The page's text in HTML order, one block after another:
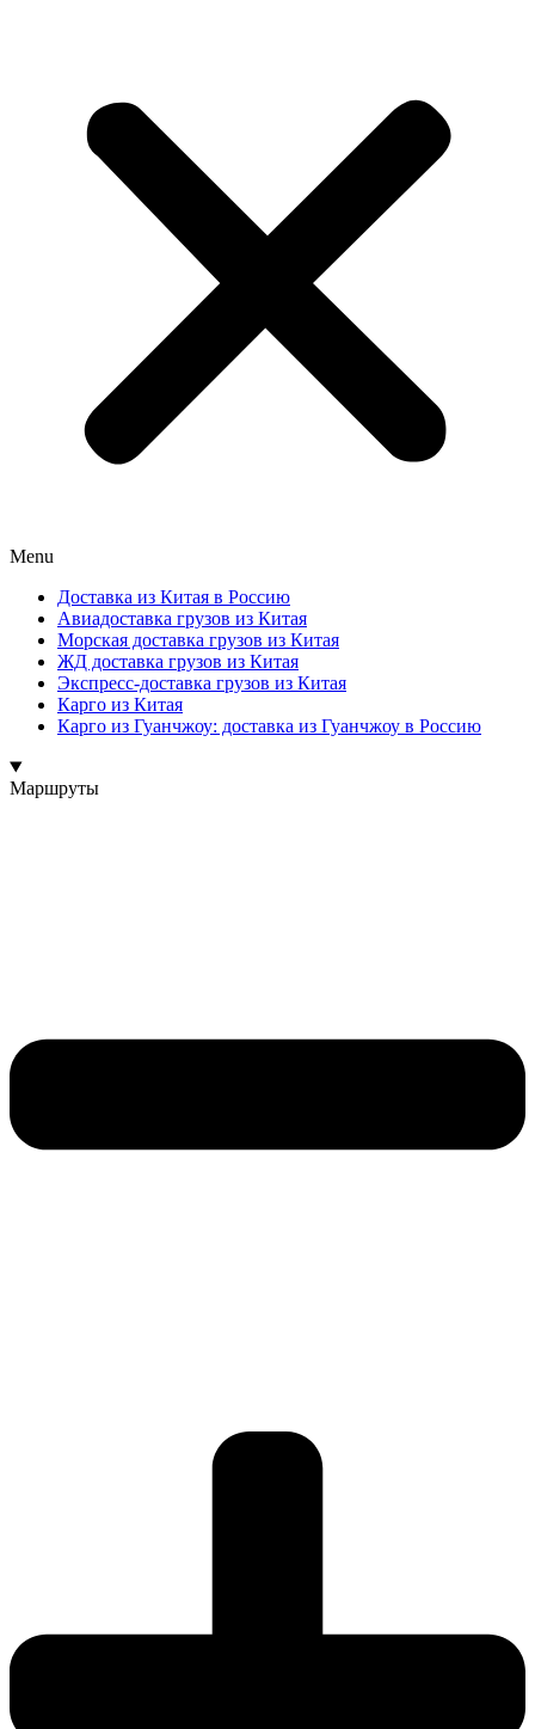
Menu
Доставка из Китая в Россию
Авиадоставка грузов из Китая
Морская доставка грузов из Китая
ЖД доставка грузов из Китая
Экспресс-доставка грузов из Китая
Карго из Китая
Карго из Гуанчжоу: доставка из Гуанчжоу в Россию
Маршруты